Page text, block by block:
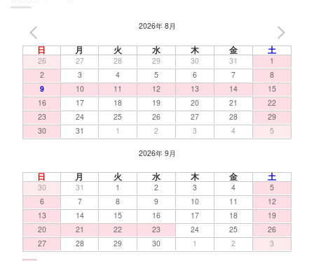
2026年 8月
日 月 火 水 木 金 土
26 27 28 29 30 31
1
2
3 4 5 6 7
8
9
10 11 12 13 14
15
16
17 18 19 20 21
22
23
24 25 26 27 28
29
30
31 1 2 3 4 5
2026年 9月
日 月 火 水 木 金 土
30 31 1 2 3 4
5
6
7 8 9 10 11
12
13
14 15 16 17 18
19
20
21 22 23 24 25
26
27
28 29 30 1 2 3